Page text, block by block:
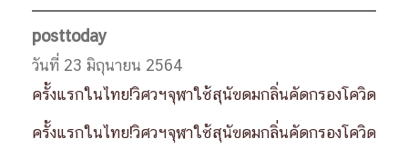
posttoday
วันที่ 23 มิถุนายน 2564
ครั้งแรกในไทย!วิศวฯจุฬาใช้สุนัขดมกลิ่นคัดกรองโควิด
ครั้งแรกในไทย!วิศวฯจุฬาใช้สุนัขดมกลิ่นคัดกรองโควิด